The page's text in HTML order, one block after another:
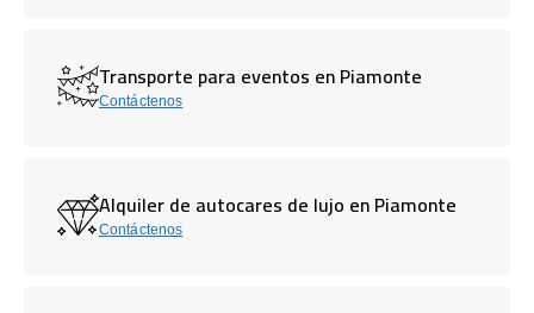
Transporte para eventos en Piamonte
Contáctenos
Alquiler de autocares de lujo en Piamonte
Contáctenos